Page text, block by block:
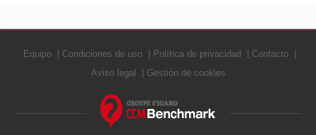
Equipo Condiciones de uso Política de privacidad
Contacto
Aviso legal
Gestión de cookies